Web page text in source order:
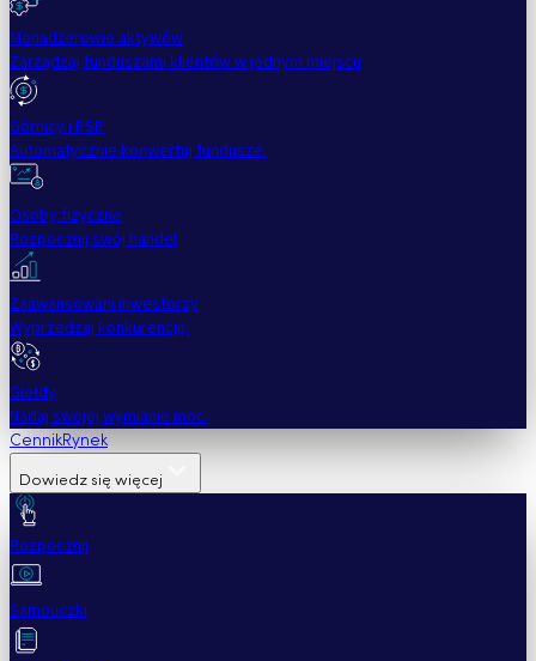
Menadżerowie aktywów
Zarządzaj funduszami klientów w jednym miejscu
Górnicy i PSP
Automatycznie konwertuj fundusze.
Osoby fizyczne
Rozpocznij swój handel
Zaawansowani inwestorzy
Wyprzedzaj konkurencję.
Giełdy
Nadaj swojej wymianie moc.
CennikRynek
Dowiedz się więcej
Rozpocznij
Samouczki